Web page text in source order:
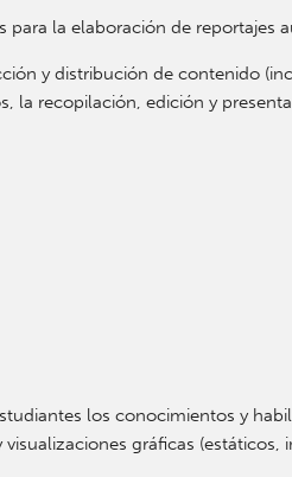
la elaboración de reportajes
y distribución de contenido
la recopilación, edición y
los conocimientos y
gráficas (estáticos,